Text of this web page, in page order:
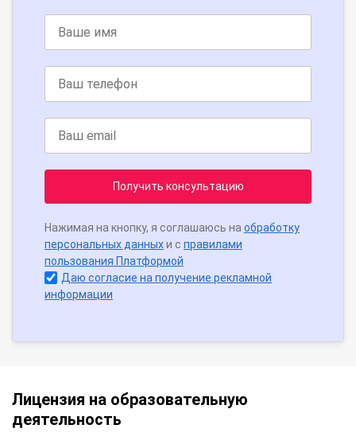
Получить консультацию
Нажимая на кнопку, я соглашаюсь на обработку
персональных данныхи с правилами
пользования Платформой
Даю согласие на получение рекламной
информации
Лицензия на образовательную
деятельность